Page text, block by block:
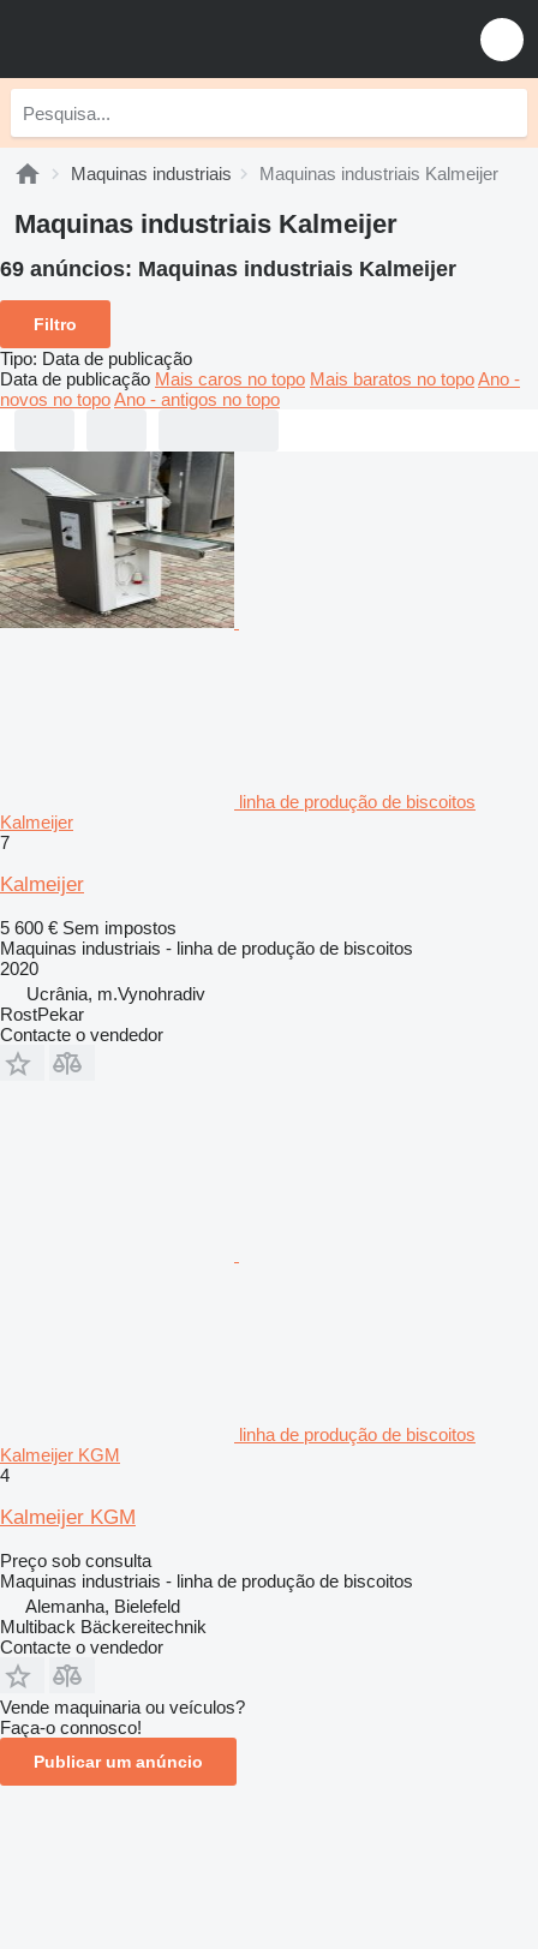
Maquinas industriais Maquinas industriais Kalmeijer
Maquinas industriais Kalmeijer
69 anúncios: Maquinas industriais Kalmeijer
Filtro
Tipo: Data de publicação
Data de publicação Mais caros no topo Mais baratos no topoAno -
novos no topoAno - antigos no topo
linha de produção de biscoitos
Kalmeijer
7
Kalmeijer
5 600 € Sem impostos
Maquinas industriais - linha de produção de biscoitos
2020
Ucrânia, m.Vynohradiv
RostPekar
Contacte o vendedor
linha de produção de biscoitos
Kalmeijer KGM
4
Kalmeijer KGM
Preço sob consulta
Maquinas industriais - linha de produção de biscoitos
Alemanha, Bielefeld
Multiback Bäckereitechnik
Contacte o vendedor
Vende maquinaria ou veículos?
Faça-o connosco!
Publicar um anúncio